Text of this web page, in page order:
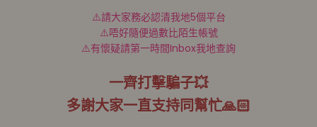
⚠️請大家務必認清我地5個平台
⚠️唔好隨便過數比陌生帳號
⚠️有懷疑請第一時間Inbox我地查詢
一齊打擊騙子💥
多謝大家一直支持同幫忙🙏🏻